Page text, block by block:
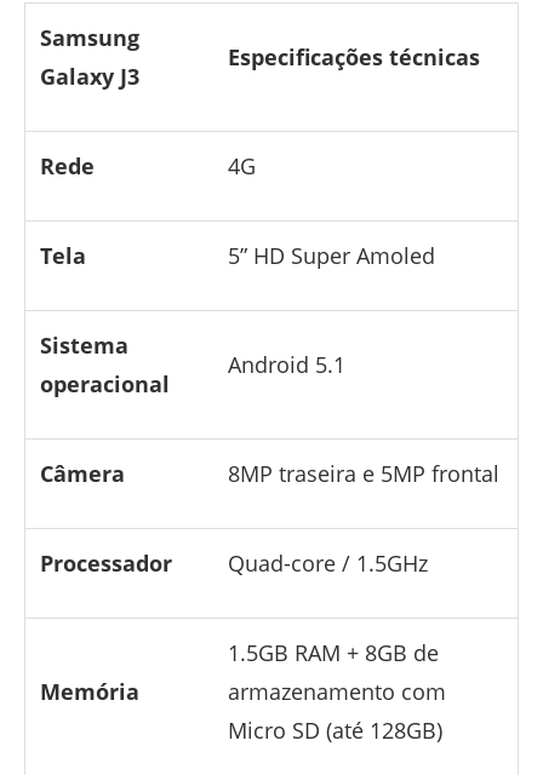
Samsung
Galaxy J3
Especificações técnicas
Rede 4G
Tela 5” HD Super Amoled
Sistema
operacional
Android 5.1
Câmera 8MP traseira e 5MP frontal
Processador Quad-core / 1.5GHz
Memória
1.5GB RAM + 8GB de
armazenamento com
Micro SD (até 128GB)